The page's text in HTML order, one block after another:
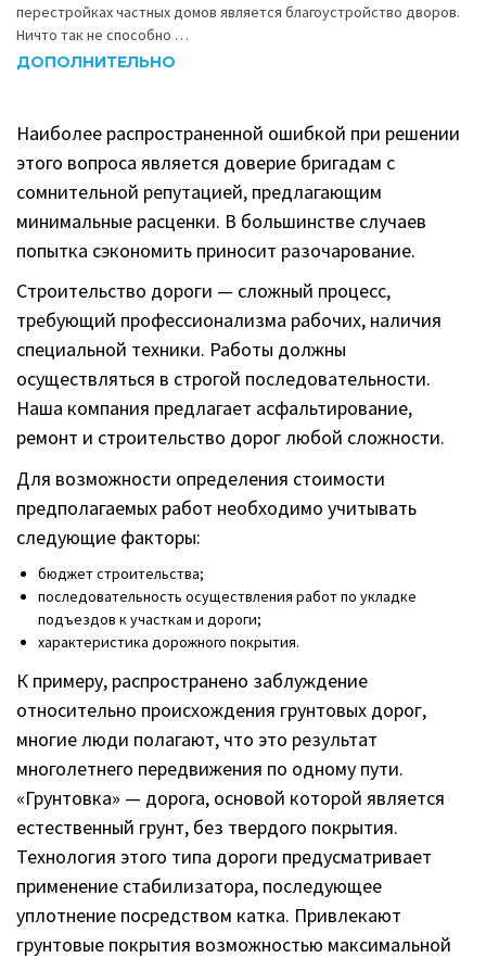
перестройках частных домов является благоустройство дворов.
Ничто так не способно …
ДОПОЛНИТЕЛЬНО
Наиболее распространенной ошибкой при решении
этого вопроса является доверие бригадам с
сомнительной репутацией, предлагающим
минимальные расценки. В большинстве случаев
попытка сэкономить приносит разочарование.
Строительство дороги — сложный процесс,
требующий профессионализма рабочих, наличия
специальной техники. Работы должны
осуществляться в строгой последовательности.
Наша компания предлагает асфальтирование,
ремонт и строительство дорог любой сложности.
Для возможности определения стоимости
предполагаемых работ необходимо учитывать
следующие факторы:
бюджет строительства;
последовательность осуществления работ по укладке
подъездов к участкам и дороги;
характеристика дорожного покрытия.
К примеру, распространено заблуждение
относительно происхождения грунтовых дорог,
многие люди полагают, что это результат
многолетнего передвижения по одному пути.
«Грунтовка» — дорога, основой которой является
естественный грунт, без твердого покрытия.
Технология этого типа дороги предусматривает
применение стабилизатора, последующее
уплотнение посредством катка. Привлекают
грунтовые покрытия возможностью максимальной